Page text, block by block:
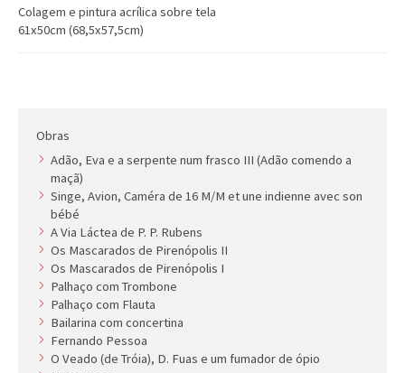
Colagem e pintura acrílica sobre tela
61x50cm (68,5x57,5cm)
Obras
Adão, Eva e a serpente num frasco III (Adão comendo a
maçã)
Singe, Avion, Caméra de 16 M/M et une indienne avec son
bébé
A Via Láctea de P. P. Rubens
Os Mascarados de Pirenópolis II
Os Mascarados de Pirenópolis I
Palhaço com Trombone
Palhaço com Flauta
Bailarina com concertina
Fernando Pessoa
O Veado (de Tróia), D. Fuas e um fumador de ópio